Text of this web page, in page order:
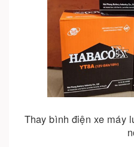
Thay bình điện xe máy
Cho vào